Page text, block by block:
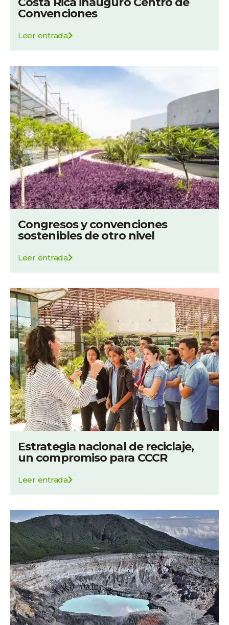
Convenciones
Leer entrada
Congresos y convenciones
sostenibles de otro nivel
Leer entrada
Estrategia nacional de reciclaje,
un compromiso para CCCR
Leer entrada